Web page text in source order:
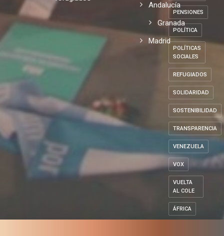
Andalucía
Granada
Madrid
PENSIONES
POLÍTICA
POLÍTICAS
SOCIALES
REFUGIADOS
SOLIDARIDAD
SOSTENIBILIDAD
TRANSPARENCIA
VENEZUELA
VOX
VUELTA
AL COLE
ÁFRICA